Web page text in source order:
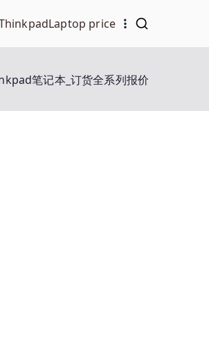
Laptop price
笔记本_订货全系列报价